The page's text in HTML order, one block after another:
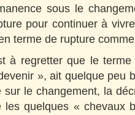
sous le
pour continuer à
terme de rupture
à regretter que le terme
», ait quelque peu
sur le changement, la
les quelques « chevaux